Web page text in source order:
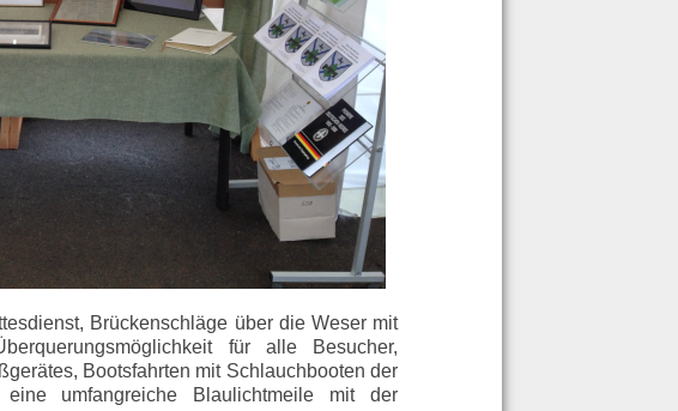
Brückenschläge über die Weser mit
für alle Besucher,
Bootsfahrten mit Schlauchbooten der
umfangreiche Blaulichtmeile mit der